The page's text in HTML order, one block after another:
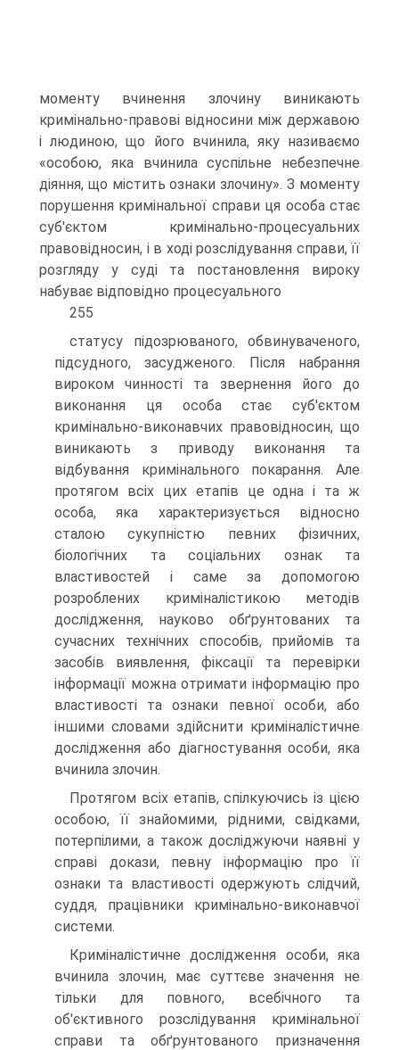
моменту вчинення злочину виникають
кримінально-правові відносини між державою
і людиною, що його вчинила, яку називаємо
«особою, яка вчинила суспільне небезпечне
діяння, що містить ознаки злочину». З моменту
порушення кримінальної справи ця особа стає
суб'єктом кримінально-процесуальних
правовідносин, і в ході розслідування справи, її
розгляду у суді та постановлення вироку
набуває відповідно процесуального
255
статусу підозрюваного, обвинуваченого,
підсудного, засудженого. Після набрання
вироком чинності та звернення його до
виконання ця особа стає суб'єктом
кримінально-виконавчих правовідносин, що
виникають з приводу виконання та
відбування кримінального покарання. Але
протягом всіх цих етапів це одна і та ж
особа, яка характеризується відносно
сталою сукупністю певних фізичних,
біологічних та соціальних ознак та
властивостей і саме за допомогою
розроблених криміналістикою методів
дослідження, науково обґрунтованих та
сучасних технічних способів, прийомів та
засобів виявлення, фіксації та перевірки
інформації можна отримати інформацію про
властивості та ознаки певної особи, або
іншими словами здійснити криміналістичне
дослідження або діагностування особи, яка
вчинила злочин.
Протягом всіх етапів, спілкуючись із цією
особою, її знайомими, рідними, свідками,
потерпілими, а також досліджуючи наявні у
справі докази, певну інформацію про її
ознаки та властивості одержують слідчий,
суддя, працівники кримінально-виконавчої
системи.
Криміналістичне дослідження особи, яка
вчинила злочин, має суттєве значення не
тільки для повного, всебічного та
об'єктивного розслідування кримінальної
справи та обґрунтованого призначення